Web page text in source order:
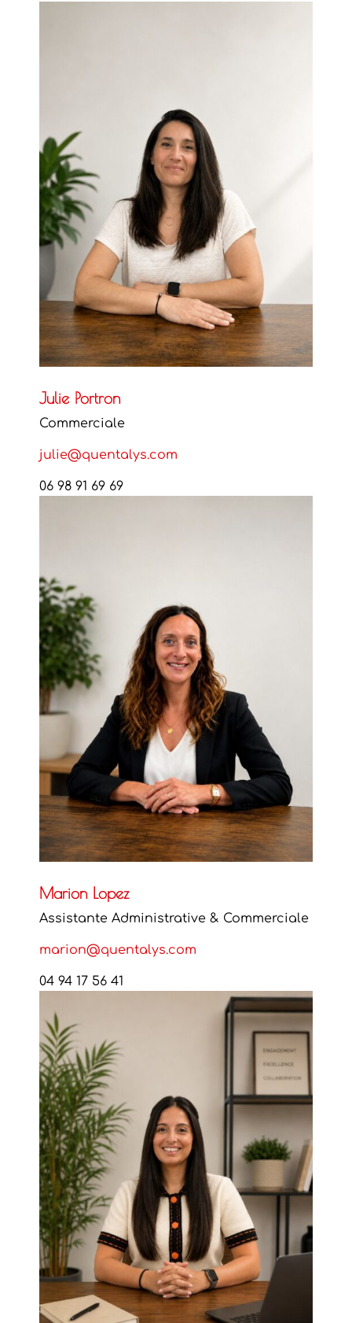
Julie Portron
Commerciale
julie@quentalys.com
06 98 91 69 69
Marion Lopez
Assistante Administrative & Commerciale
marion@quentalys.com
04 94 17 56 41